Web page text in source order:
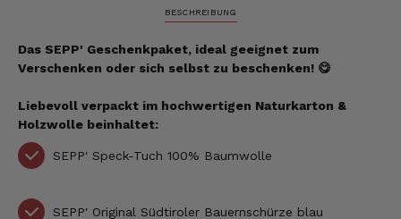
BESCHREIBUNG
Das SEPP' Geschenkpaket, ideal geeignet zum
Verschenken oder sich selbst zu beschenken! 😋
Liebevoll verpackt im hochwertigen Naturkarton &
Holzwolle beinhaltet:
SEPP' Speck-Tuch 100% Baumwolle
SEPP' Original Südtiroler Bauernschürze blau